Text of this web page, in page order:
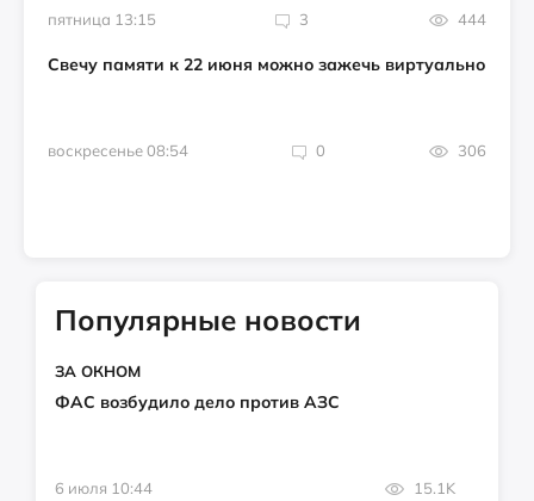
пятница 13:15 3 444
Свечу памяти к 22 июня можно зажечь виртуально
воскресенье 08:54 0 306
Популярные новости
ЗА ОКНОМ
ФАС возбудило дело против АЗС
6 июля 10:44 15.1K